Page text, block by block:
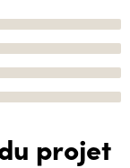
projet